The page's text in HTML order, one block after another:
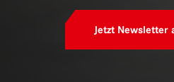
Jetzt Newsletter
Alle